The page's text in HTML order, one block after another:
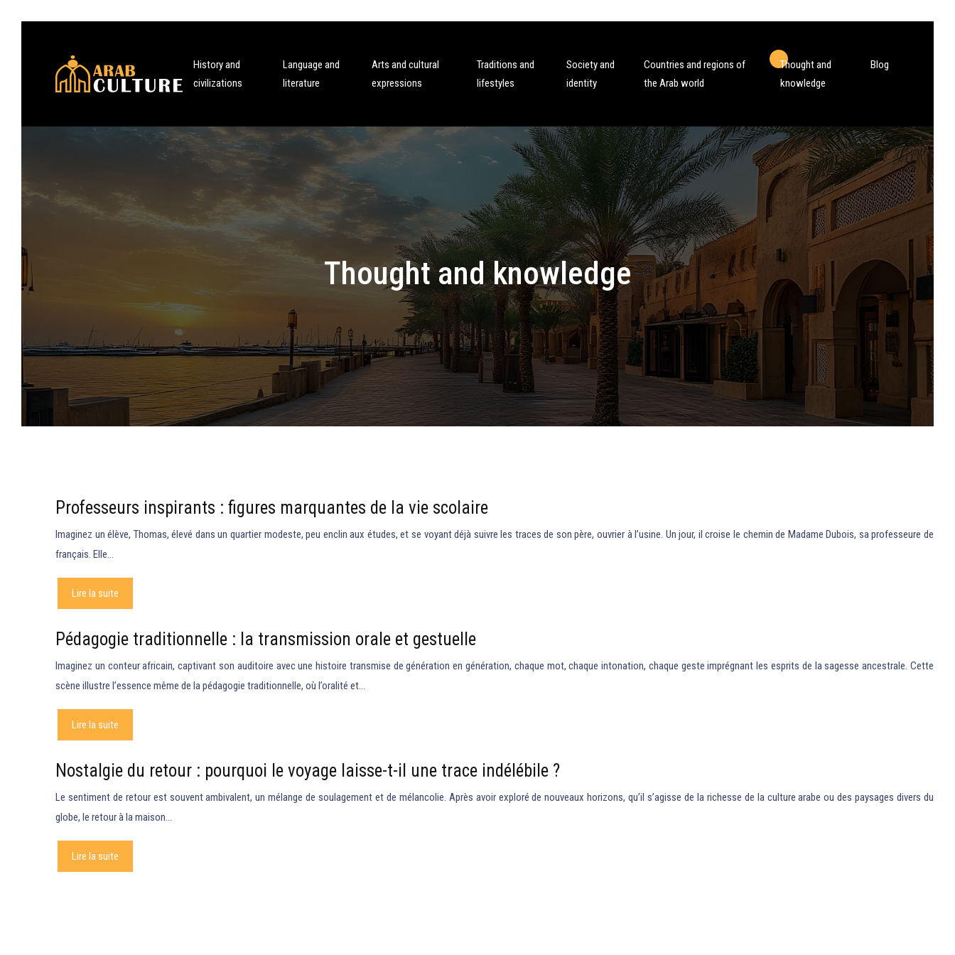
History and
civilizations
Language and
literature
Arts and cultural
expressions
Traditions and
lifestyles
Society and
identity
Countries and regions of
the Arab world
Thought and
knowledge
Blog
Thought and knowledge
Professeurs inspirants : figures marquantes de la vie scolaire
Imaginez un élève, Thomas, élevé dans un quartier modeste, peu enclin aux études, et se voyant déjà suivre les traces de son père, ouvrier à l’usine. Un jour, il croise le chemin de Madame Dubois, sa professeure de
français. Elle…
Lire la suite
Pédagogie traditionnelle : la transmission orale et gestuelle
Imaginez un conteur africain, captivant son auditoire avec une histoire transmise de génération en génération, chaque mot, chaque intonation, chaque geste imprégnant les esprits de la sagesse ancestrale. Cette
scène illustre l’essence même de la pédagogie traditionnelle, où l’oralité et…
Lire la suite
Nostalgie du retour : pourquoi le voyage laisse-t-il une trace indélébile ?
Le sentiment de retour est souvent ambivalent, un mélange de soulagement et de mélancolie. Après avoir exploré de nouveaux horizons, qu’il s’agisse de la richesse de la culture arabe ou des paysages divers du
globe, le retour à la maison…
Lire la suite